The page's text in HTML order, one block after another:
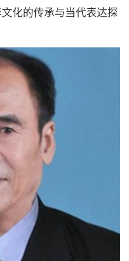
化的传承与当代表达探